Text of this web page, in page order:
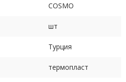
COSMO
шт
Турция
термопласт